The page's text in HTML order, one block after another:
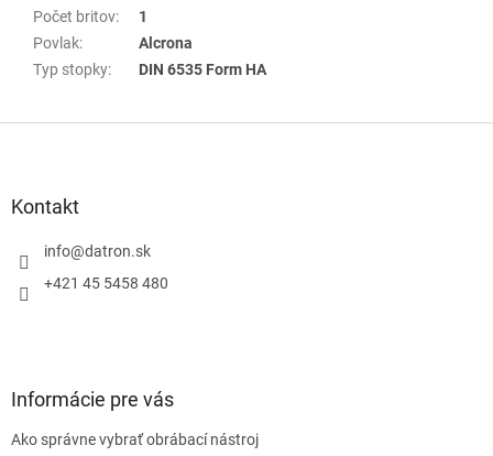
Počet britov:
1
Povlak:
Alcrona
Typ stopky: DIN 6535 Form HA
Kontakt
info@datron.sk
+421 45 5458 480
Informácie pre vás
Ako správne vybrať obrábací nástroj